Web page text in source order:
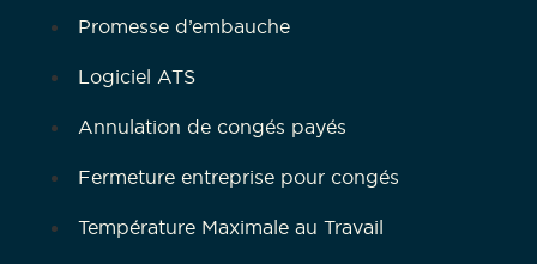
Promesse d’embauche
Logiciel ATS
Annulation de congés payés
Fermeture entreprise pour congés
Température Maximale au Travail